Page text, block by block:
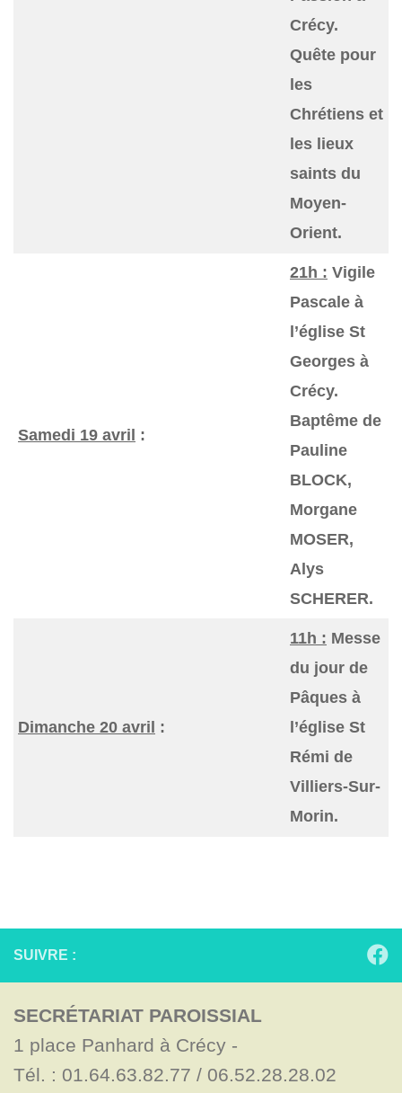
Crécy.
Quête pour
les
Chrétiens et
les lieux
saints du
Moyen-
Orient.
Samedi 19 avril :
21h : Vigile
Pascale à
l’église St
Georges à
Crécy.
Baptême de
Pauline
BLOCK,
Morgane
MOSER,
Alys
SCHERER.
Dimanche 20 avril :
11h : Messe
du jour de
Pâques à
l’église St
Rémi de
Villiers-Sur-
Morin.
SUIVRE :
SECRÉTARIAT PAROISSIAL
1 place Panhard à Crécy -
Tél. : 01.64.63.82.77 / 06.52.28.28.02